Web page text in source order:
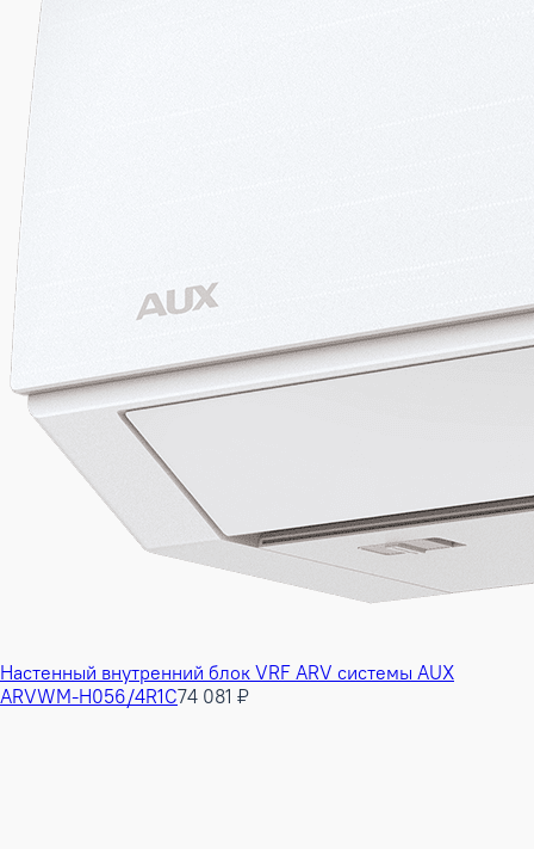
Настенный внутренний блок VRF ARV системы AUX
ARVWM-H056/4R1C74 081 ₽